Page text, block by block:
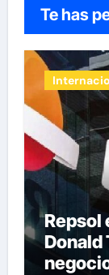
Te has
Repsol
Donald